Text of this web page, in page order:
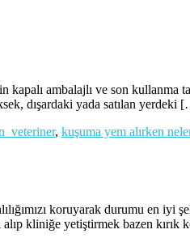
kapalı ambalajlı ve son kullanma
dışardaki yada satılan yerdeki
veteriner, kuşuma yem alırken
koruyarak durumu en iyi
kliniğe yetiştirmek bazen kırık